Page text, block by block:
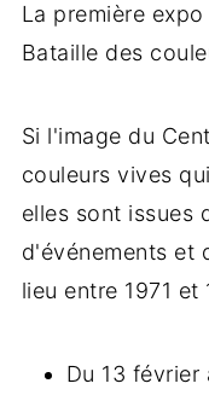
La première
Bataille des
Si l'image du
couleurs vives
elles sont issues
d'événements et
lieu entre 1971 et
Du 13 février